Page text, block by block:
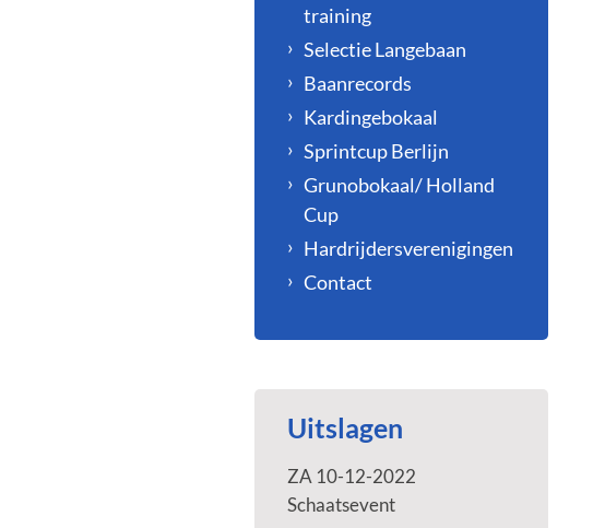
training
Selectie Langebaan
Baanrecords
Kardingebokaal
Sprintcup Berlijn
Grunobokaal/ Holland
Cup
Hardrijdersverenigingen
Contact
Uitslagen
ZA 10-12-2022
Schaatsevent